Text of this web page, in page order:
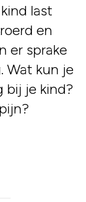
last
en
er sprake
Wat kun je
bij je kind?